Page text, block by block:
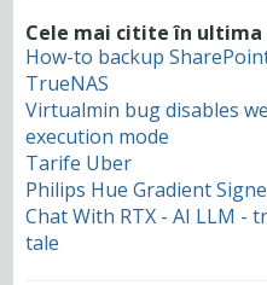
Cele mai citite în ultima
How-to backup
TrueNAS
Virtualmin bug disables
execution mode
Tarife Uber
Philips Hue Gradient
Chat With RTX - AI LLM -
tale